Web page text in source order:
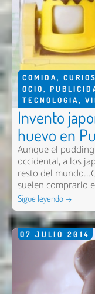
COMIDA,
OCIO,
TECNOLOGIA,
Invento
huevo en
Aunque el
occidental, a los
resto del
suelen comprarlo
Sigue leyendo →
07 JULIO 2014